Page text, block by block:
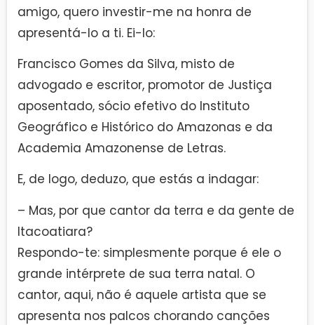
amigo, quero investir-me na honra de
apresentá-lo a ti. Ei-lo:
Francisco Gomes da Silva, misto de
advogado e escritor, promotor de Justiça
aposentado, sócio efetivo do lnstituto
Geográfico e Histórico do Amazonas e da
Academia Amazonense de Letras.
E, de logo, deduzo, que estás a indagar:
– Mas, por que cantor da terra e da gente de
Itacoatiara?
Respondo-te: simplesmente porque é ele o
grande intérprete de sua terra natal. O
cantor, aqui, não é aquele artista que se
apresenta nos palcos chorando canções